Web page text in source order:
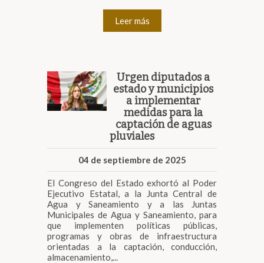
Leer más
Urgen diputados a
estado y municipios
a implementar
medidas para la
captación de aguas
pluviales
04 de septiembre de 2025
El Congreso del Estado exhortó al Poder
Ejecutivo Estatal, a la Junta Central de
Agua y Saneamiento y a las Juntas
Municipales de Agua y Saneamiento, para
que implementen políticas públicas,
programas y obras de infraestructura
orientadas a la captación, conducción,
almacenamiento,...